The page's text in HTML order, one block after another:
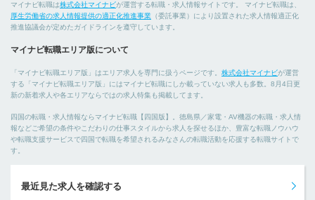
マイナビ転職は株式会社マイナビが運営する転職・求人情報サイトです。 マイナビ転職は、
厚生労働省の求人情報提供の適正化推進事業 （委託事業）により設置された求人情報適正化
推進協議会が定めたガイドラインを遵守しています。
マイナビ転職エリア版について
「マイナビ転職エリア版」はエリア求人を専門に扱うページです。 株式会社マイナビが運営
する「マイナビ転職エリア版」にはマイナビ転職にしか載っていない求人も多数。8月4日更
新の新着求人や各エリアならではの求人特集も掲載してます。
四国の転職・求人情報ならマイナビ転職【四国版】。徳島県／家電・AV機器の転職・求人情
報などご希望の条件やこだわりの仕事スタイルから求人を探せるほか、豊富な転職ノウハウ
や転職支援サービスで四国で転職を希望されるみなさんの転職活動を応援する転職サイトで
す。
最近見た求人を確認する